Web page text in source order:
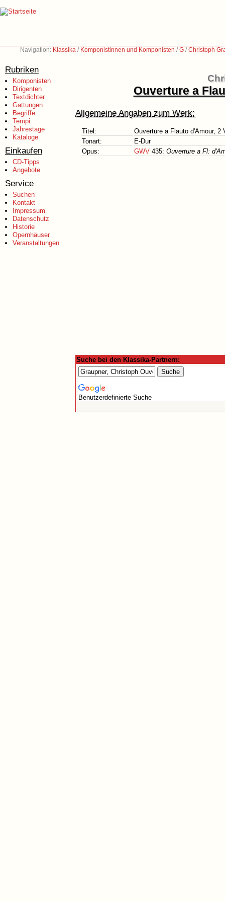
Navigation: Klassika / Komponistinnen und Komponisten /G /Christoph
Rubriken
Komponisten
Dirigenten
Textdichter
Gattungen
Begriffe
Tempi
Jahrestage
Kataloge
Einkaufen
CD-Tipps
Angebote
Service
Suchen
Kontakt
Impressum
Datenschutz
Historie
Opernhäuser
Veranstaltungen
Ouverture a
Allgemeine Angaben zum Werk:
Titel:
Ouverture a Flauto d'Amour, 2
Tonart:
E-Dur
Opus:
GWV 435: Ouverture a Fl:
Suche bei den Klassika-Partnern:
Benutzerdefinierte Suche